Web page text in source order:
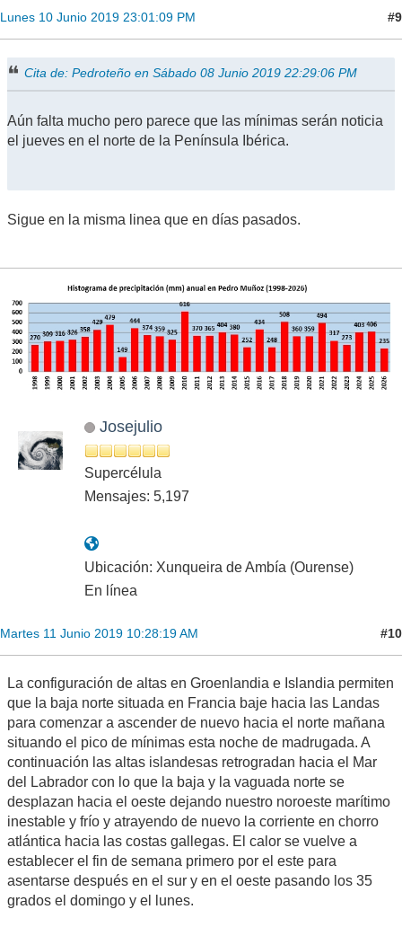
Lunes 10 Junio 2019 23:01:09 PM #9
Cita de: Pedroteño en Sábado 08 Junio 2019 22:29:06 PM
Aún falta mucho pero parece que las mínimas serán noticia
el jueves en el norte de la Península Ibérica.
Sigue en la misma linea que en días pasados.
Josejulio
Supercélula
Mensajes: 5,197
Ubicación: Xunqueira de Ambía (Ourense)
En línea
Martes 11 Junio 2019 10:28:19 AM #10
La configuración de altas en Groenlandia e Islandia permiten
que la baja norte situada en Francia baje hacia las Landas
para comenzar a ascender de nuevo hacia el norte mañana
situando el pico de mínimas esta noche de madrugada. A
continuación las altas islandesas retrogradan hacia el Mar
del Labrador con lo que la baja y la vaguada norte se
desplazan hacia el oeste dejando nuestro noroeste marítimo
inestable y frío y atrayendo de nuevo la corriente en chorro
atlántica hacia las costas gallegas. El calor se vuelve a
establecer el fin de semana primero por el este para
asentarse después en el sur y en el oeste pasando los 35
grados el domingo y el lunes.